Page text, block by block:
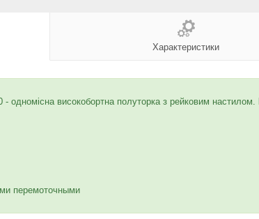
Характеристики
одномісна високобортна полуторка з рейковим настилом.
перемоточными